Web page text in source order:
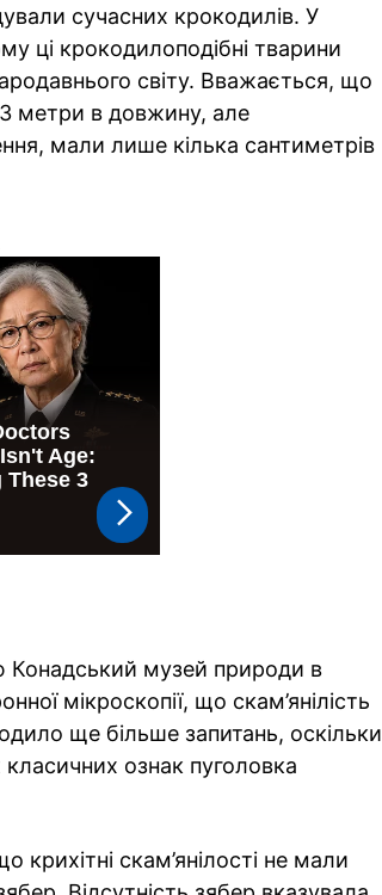
сучасних крокодилів. У
ці крокодилоподібні тварини
світу. Вважається, що
метри в довжину, але
мали лише кілька сантиметрів
Конадський музей природи в
мікроскопії, що скам’янілість
ще більше запитань, оскільки
ознак пуголовка
скам’янілості не мали